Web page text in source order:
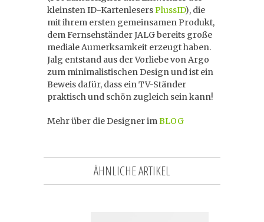
kleinsten ID-KartenlesersPlussID), die
mit ihrem ersten gemeinsamen Produkt,
dem Fernsehständer JALG bereits große
mediale Aumerksamkeit erzeugt haben.
Jalg entstand aus der Vorliebe von Argo
zum minimalistischen Design und ist ein
Beweis dafür, dass ein TV-Ständer
praktisch und schön zugleich sein kann!
Mehr über die Designer imBLOG
ÄHNLICHE ARTIKEL